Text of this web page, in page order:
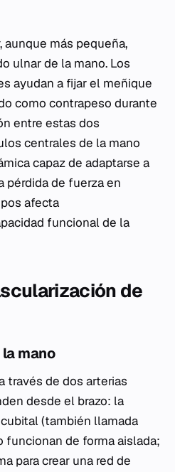
más pequeña,
ulnar de la mano. Los
ayudan a fijar el meñique
como contrapeso durante
entre estas dos
centrales de la mano
capaz de adaptarse a
pérdida de fuerza en
afecta
funcional de la
de
mano
través de dos arterias
desde el brazo: la
(también llamada
funcionan de forma aislada;
para crear una red de